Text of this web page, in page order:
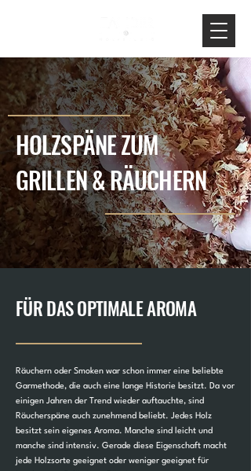
HOLZSPÄNE ZUM
GRILLEN & RÄUCHERN
FÜR DAS OPTIMALE AROMA
Räuchern oder Smoken war schon immer eine beliebte
Garmethode, die auch eine lange Historie besitzt. Da vor
einigen Jahren der Trend wieder auftauchte, sind
Räucherspäne auch zunehmend beliebt. Jedes Holz
besitzt sein eigenes Aroma. Manche sind leicht und
manche sind intensiv. Gerade diese Eigenschaft macht
jede Holzsorte geeignet oder weniger geeignet für